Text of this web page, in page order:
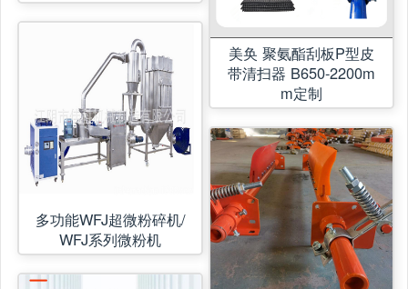
多功能WFJ超微粉碎机/
WFJ系列微粉机
美奂 聚氨酯刮板P型皮
带清扫器 B650-2200m
m定制